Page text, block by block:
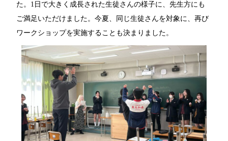
た。1日で大きく成長された生徒さんの様子に、先生方にも
ご満足いただけました。今夏、同じ生徒さんを対象に、再び
ワークショップを実施することも決まりました。